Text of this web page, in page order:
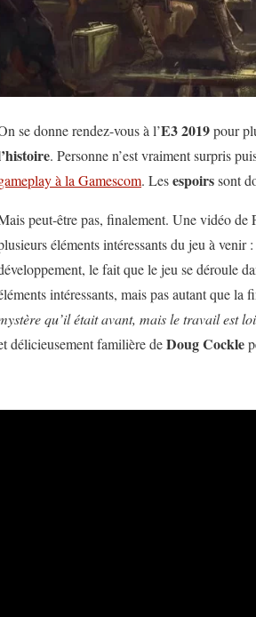
se donne rendez-vous à l’E3 2019pour
. Personne n’est vraiment surpris
à la Gamescom. Lesespoirssont
peut-être pas, finalement. Une vidéo de
éléments intéressants du jeu à
le fait que le jeu se déroule
intéressants, mais pas autant que
qu’il était avant, mais le travail est
délicieusement familière deDoug Cockle